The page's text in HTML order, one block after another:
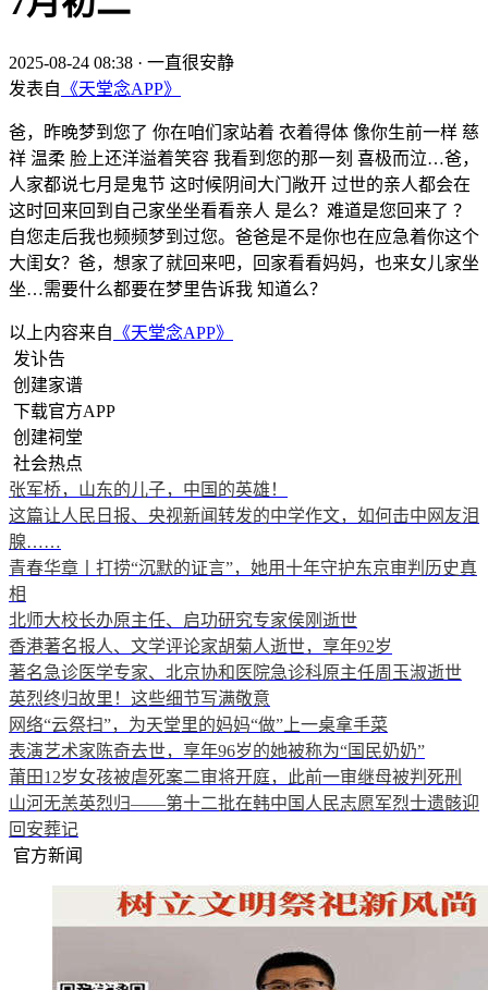
2025-08-24 08:38 · 一直很安静
发表自 《天堂念APP》
爸，昨晚梦到您了 你在咱们家站着 衣着得体 像你生前一样 慈
祥 温柔 脸上还洋溢着笑容 我看到您的那一刻 喜极而泣…爸，
人家都说七月是鬼节 这时候阴间大门敞开 过世的亲人都会在
这时回来回到自己家坐坐看看亲人 是么？难道是您回来了 ？
自您走后我也频频梦到过您。爸爸是不是你也在应急着你这个
大闺女？爸，想家了就回来吧，回家看看妈妈，也来女儿家坐
坐…需要什么都要在梦里告诉我 知道么？
以上内容来自 《天堂念APP》
发讣告
创建家谱
下载官方APP
创建祠堂
社会热点
张军桥，山东的儿子，中国的英雄！
这篇让人民日报、央视新闻转发的中学作文，如何击中网友泪
腺……
青春华章丨打捞“沉默的证言”，她用十年守护东京审判历史真
相
北师大校长办原主任、启功研究专家侯刚逝世
香港著名报人、文学评论家胡菊人逝世，享年92岁
著名急诊医学专家、北京协和医院急诊科原主任周玉淑逝世
英烈终归故里！这些细节写满敬意
网络“云祭扫”，为天堂里的妈妈“做”上一桌拿手菜
表演艺术家陈奇去世，享年96岁的她被称为“国民奶奶”
莆田12岁女孩被虐死案二审将开庭，此前一审继母被判死刑
山河无恙英烈归——第十二批在韩中国人民志愿军烈士遗骸迎
回安葬记
官方新闻